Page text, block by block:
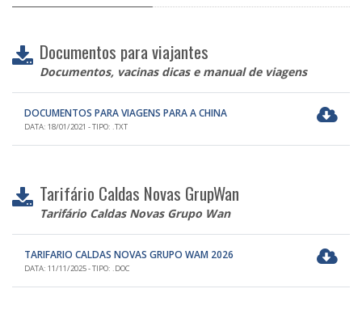
Documentos para viajantes
Documentos, vacinas dicas e manual de viagens
DOCUMENTOS PARA VIAGENS PARA A CHINA
DATA: 18/01/2021 - TIPO: .TXT
Tarifário Caldas Novas GrupWan
Tarifário Caldas Novas Grupo Wan
TARIFARIO CALDAS NOVAS GRUPO WAM 2026
DATA: 11/11/2025 - TIPO: .DOC